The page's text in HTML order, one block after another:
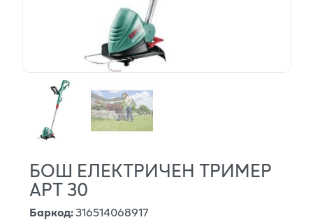
БОШ ЕЛЕКТРИЧЕН ТРИМЕР
АРТ 30
Баркод:316514068917